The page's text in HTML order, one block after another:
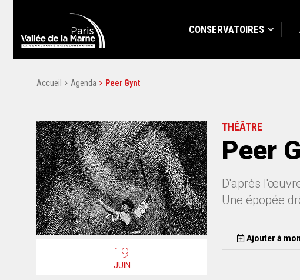
CONSERVATOIRES
Accueil Agenda Peer Gynt
19
JUIN
THÉÂTRE
Peer
D'après
Une épopée
Ajouter à